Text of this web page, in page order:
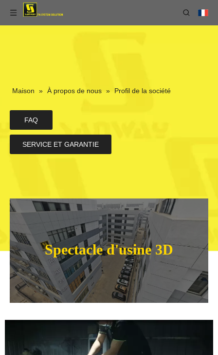
Maison » À propos de nous » Profil de la société
FAQ
SERVICE ET GARANTIE
Spectacle d'usine 3D